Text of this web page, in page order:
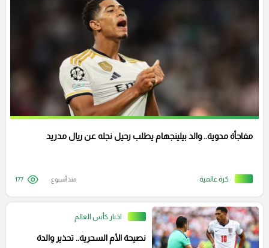
كرة عالمية
مفاجأة مدوية.. والد بيلينجهام يطلب رحيل نجله عن ريال مدريد
منذ أسبوع 177
اخبار كأس العالم
نصيحة الأم السحرية.. تحذير والدة